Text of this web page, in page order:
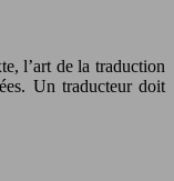
l’art de la traduction
Un traducteur doit